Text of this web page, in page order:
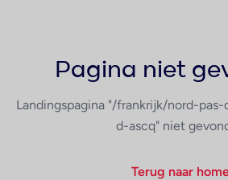
Pagina niet
Landingspagina "/frankrijk/nord-
d-ascq" niet
Terug naar